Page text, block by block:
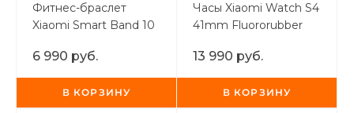
Фитнес-браслет
Xiaomi Smart Band 10
6 990 руб.
В КОРЗИНУ
Часы Xiaomi Watch S4
41mm Fluororubber
13 990 руб.
В КОРЗИНУ